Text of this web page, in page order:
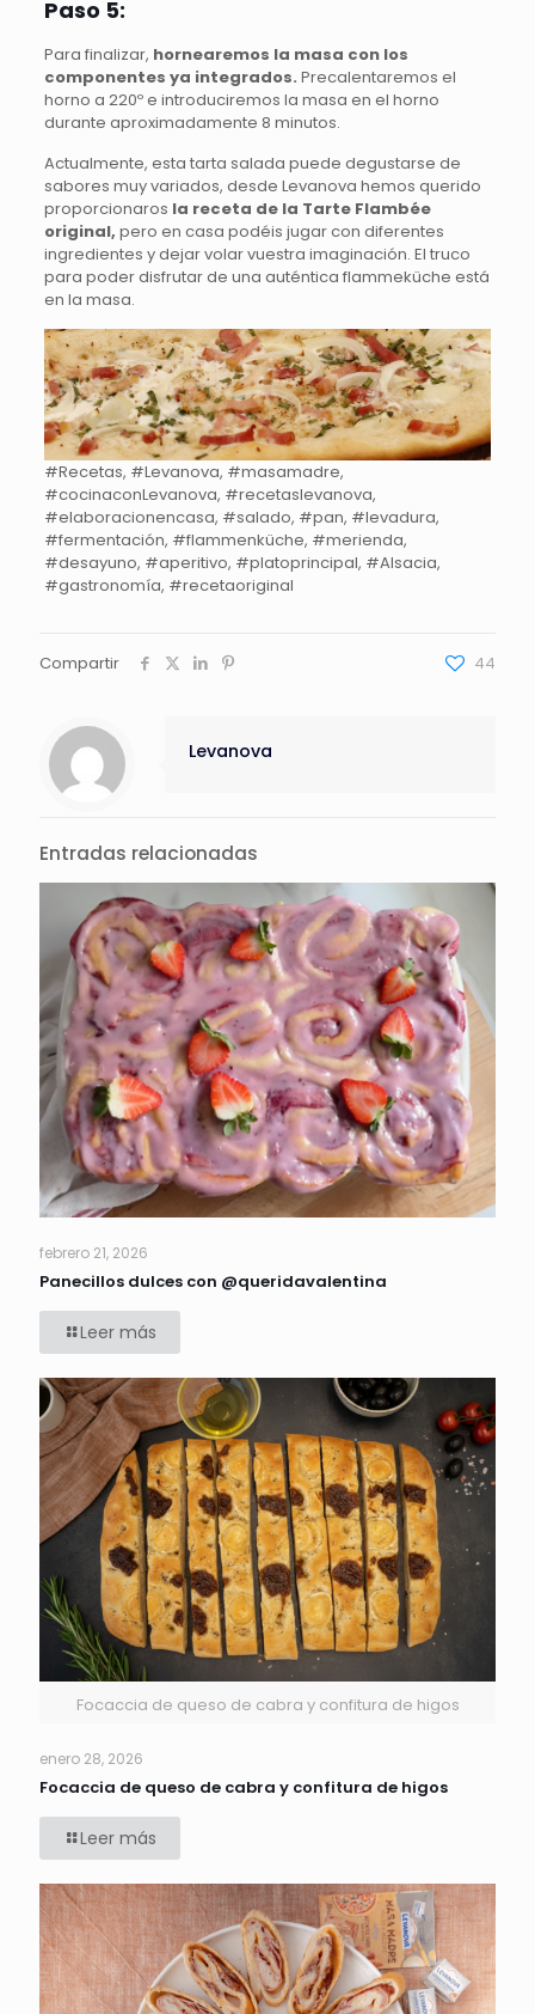
Paso 5:
Para finalizar, hornearemos la masa con los
componentes ya integrados. Precalentaremos el
horno a 220º e introduciremos la masa en el horno
durante aproximadamente 8 minutos.
Actualmente, esta tarta salada puede degustarse de
sabores muy variados, desde Levanova hemos querido
proporcionaros la receta de la Tarte Flambée
original, pero en casa podéis jugar con diferentes
ingredientes y dejar volar vuestra imaginación. El truco
para poder disfrutar de una auténtica flammeküche está
en la masa.
#Recetas, #Levanova, #masamadre,
#cocinaconLevanova, #recetaslevanova,
#elaboracionencasa, #salado, #pan, #levadura,
#fermentación, #flammenküche, #merienda,
#desayuno, #aperitivo, #platoprincipal, #Alsacia,
#gastronomía, #recetaoriginal
Compartir 44
Levanova
Entradas relacionadas
febrero 21, 2026
Panecillos dulces con @queridavalentina
Leer más
Focaccia de queso de cabra y confitura de higos
enero 28, 2026
Focaccia de queso de cabra y confitura de higos
Leer más